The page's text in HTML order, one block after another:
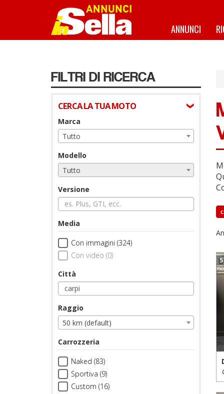
ANNUNCI
FILTRI DI RICERCA
CERCA LA TUA MOTO
Marca
Tutto
Modello
Tutto
Versione
Media
Con immagini (324)
Con video (0)
Città
Raggio
50 km (default)
Carrozzeria
Naked (83)
Sportiva (9)
Custom (16)